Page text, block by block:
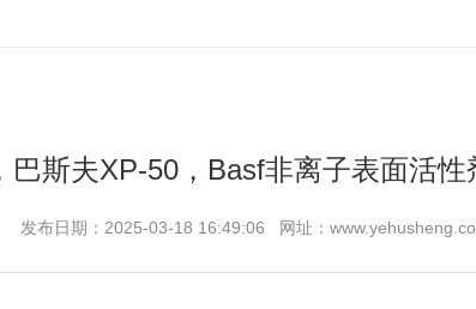
巴斯夫XP-50，Basf非离子表面活
发布日期：2025-03-18 16:49:06 网址：